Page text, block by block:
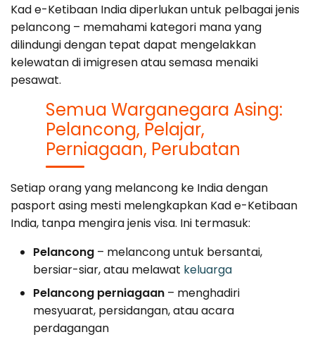
Kad e-Ketibaan India diperlukan untuk pelbagai jenis
pelancong – memahami kategori mana yang
dilindungi dengan tepat dapat mengelakkan
kelewatan di imigresen atau semasa menaiki
pesawat.
Semua Warganegara Asing:
Pelancong, Pelajar,
Perniagaan, Perubatan
Setiap orang yang melancong ke India dengan
pasport asing mesti melengkapkan Kad e-Ketibaan
India, tanpa mengira jenis visa. Ini termasuk:
Pelancong – melancong untuk bersantai,
bersiar-siar, atau melawat keluarga
Pelancong perniagaan – menghadiri
mesyuarat, persidangan, atau acara
perdagangan